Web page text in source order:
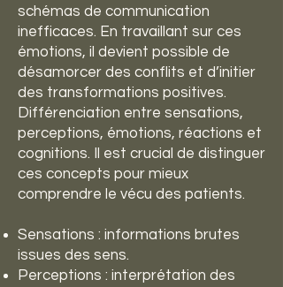
schémas de communication
inefficaces. En travaillant sur ces
émotions, il devient possible de
désamorcer des conflits et d’initier
des transformations positives.
Différenciation entre sensations,
perceptions, émotions, réactions et
cognitions. Il est crucial de distinguer
ces concepts pour mieux
comprendre le vécu des patients.
Sensations : informations brutes
issues des sens.
Perceptions : interprétation des